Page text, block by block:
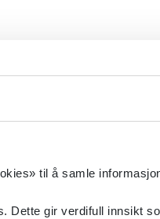
til å samle
Dette gir verdifull innsikt